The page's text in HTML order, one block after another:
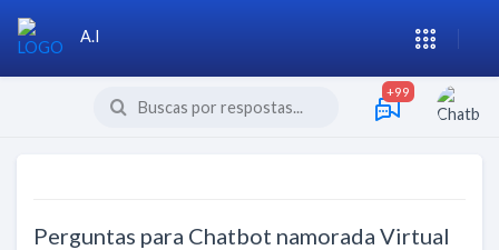
A.I
+99
Perguntas para Chatbot namorada Virtual